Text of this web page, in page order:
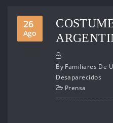
26
Ago
By Familiares De
Desaparecidos
Prensa